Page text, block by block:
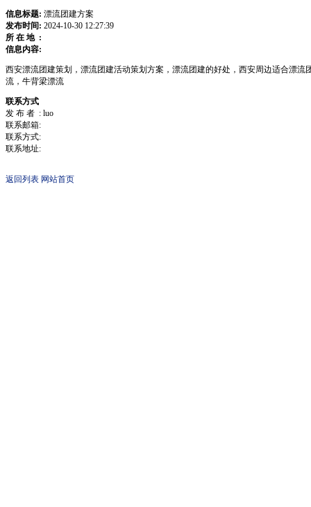
信息标题: 漂流团建方案
发布时间: 2024-10-30 12:27:39
所 在 地 :
信息内容:
西安漂流团建策划，漂流团建活动策划方案，漂流团建的好处，西安周边适合漂
流，牛背梁漂流
联系方式
发 布 者 : luo
联系邮箱:
联系方式:
联系地址:
返回列表 网站首页